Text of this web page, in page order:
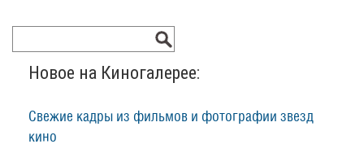
Новое на Киногалерее:
Свежие кадры из фильмов и фотографии звезд
кино